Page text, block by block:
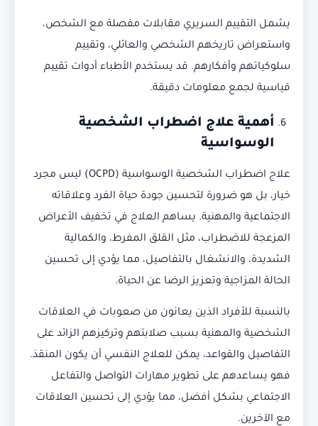
يشمل التقييم السريري مقابلات مفصلة مع الشخص،
واستعراض تاريخهم الشخصي والعائلي، وتقييم
سلوكياتهم وأفكارهم. قد يستخدم الأطباء أدوات تقييم
قياسية لجمع معلومات دقيقة.
أهمية علاج اضطراب الشخصية
الوسواسية
علاج اضطراب الشخصية الوسواسية (OCPD) ليس مجرد
خيار، بل هو ضرورة لتحسين جودة حياة الفرد وعلاقاته
الاجتماعية والمهنية. يساهم العلاج في تخفيف الأعراض
المزعجة للاضطراب، مثل القلق المفرط، والكمالية
الشديدة، والانشغال بالتفاصيل، مما يؤدي إلى تحسين
الحالة المزاجية وتعزيز الرضا عن الحياة.
بالنسبة للأفراد الذين يعانون من صعوبات في العلاقات
الشخصية والمهنية بسبب صلابتهم وتركيزهم الزائد على
التفاصيل والقواعد، يمكن للعلاج النفسي أن يكون المنقذ.
فهو يساعدهم على تطوير مهارات التواصل والتفاعل
الاجتماعي بشكل أفضل، مما يؤدي إلى تحسين العلاقات
مع الآخرين.